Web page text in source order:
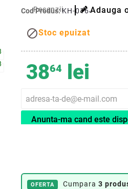
Cod Produs:KH-0164
Recenzii Adauga
Stoc epuizat
3864 lei
Anunta-ma cand este
OFERTA Cumpara 3